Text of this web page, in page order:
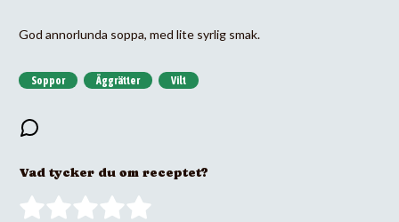
God annorlunda soppa, med lite syrlig smak.
Soppor Äggrätter Vilt
Vad tycker du om receptet?